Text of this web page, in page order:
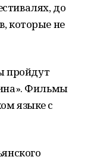
до
которые не
пройдут
Фильмы
языке с